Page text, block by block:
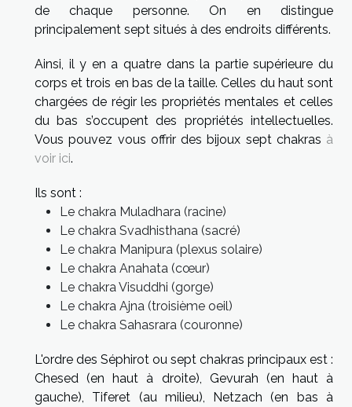
de chaque personne. On en distingue
principalement sept situés à des endroits différents.
Ainsi, il y en a quatre dans la partie supérieure du
corps et trois en bas de la taille. Celles du haut sont
chargées de régir les propriétés mentales et celles
du bas s’occupent des propriétés intellectuelles.
Vous pouvez vous offrir des bijoux sept chakras à
voir ici.
Ils sont :
Le chakra Muladhara (racine)
Le chakra Svadhisthana (sacré)
Le chakra Manipura (plexus solaire)
Le chakra Anahata (cœur)
Le chakra Visuddhi (gorge)
Le chakra Ajna (troisième oeil)
Le chakra Sahasrara (couronne)
L'ordre des Séphirot ou sept chakras principaux est :
Chesed (en haut à droite), Gevurah (en haut à
gauche), Tiferet (au milieu), Netzach (en bas à